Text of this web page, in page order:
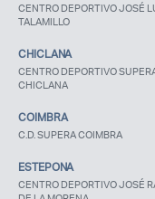
CENTRO DEPORTIVO JOSÉ
TALAMILLO
CHICLANA
CENTRO DEPORTIVO
CHICLANA
COIMBRA
C.D. SUPERA COIMBRA
ESTEPONA
CENTRO DEPORTIVO JOSÉ